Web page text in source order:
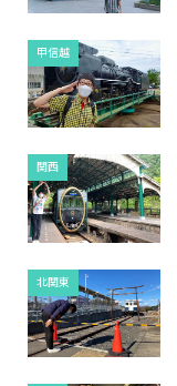
甲信越
関西
北関東